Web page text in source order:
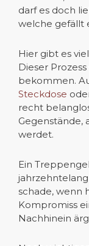
darf es doch
welche gefällt
Hier gibt es
Dieser
bekommen.
Steckdose
recht
Gegenstände,
werdet.
Ein
schade, wenn
Kompromiss
Nachhinein